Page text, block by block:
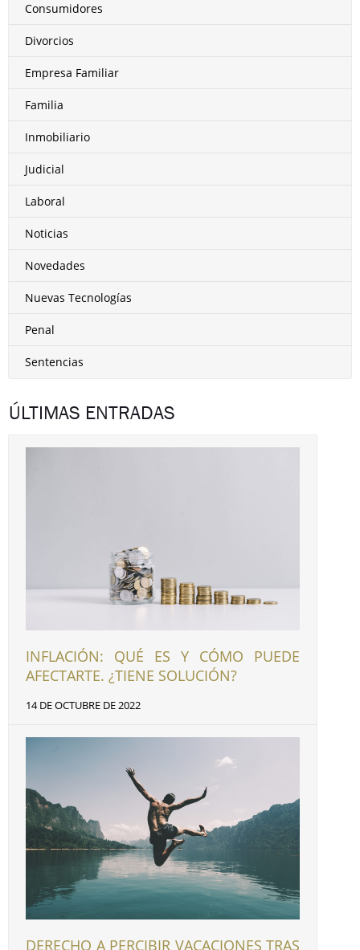
Consumidores
Divorcios
Empresa Familiar
Familia
Inmobiliario
Judicial
Laboral
Noticias
Novedades
Nuevas Tecnologías
Penal
Sentencias
ÚLTIMAS ENTRADAS
INFLACIÓN: QUÉ ES Y CÓMO PUEDE
AFECTARTE. ¿TIENE SOLUCIÓN?
14 DE OCTUBRE DE 2022
DERECHO A PERCIBIR VACACIONES TRAS